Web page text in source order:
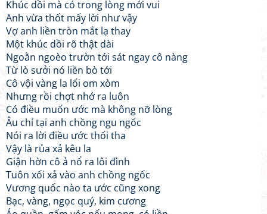
Khúc dồi mà có trong lòng mới vui
Anh vừa thốt mấy lời như vậy
Vợ anh liền tròn mắt lạ thay
Một khúc dồi rõ thật dài
Ngoằn ngoèo trườn tới sát ngay cô nàng
Từ lò sưởi nó liền bò tới
Cô vội vàng la lối om xòm
Nhưng rồi chợt nhớ ra luôn
Có điều muốn ước mà không nỡ lòng
Âu chỉ tại anh chồng ngu ngốc
Nói ra lời điều ước thối tha
Vậy là rủa xả kêu la
Giận hờn cô ả nổ ra lôi đình
Tuôn xối xả vào anh chồng ngốc
Vương quốc nào ta ước cũng xong
Bạc, vàng, ngọc quý, kim cương